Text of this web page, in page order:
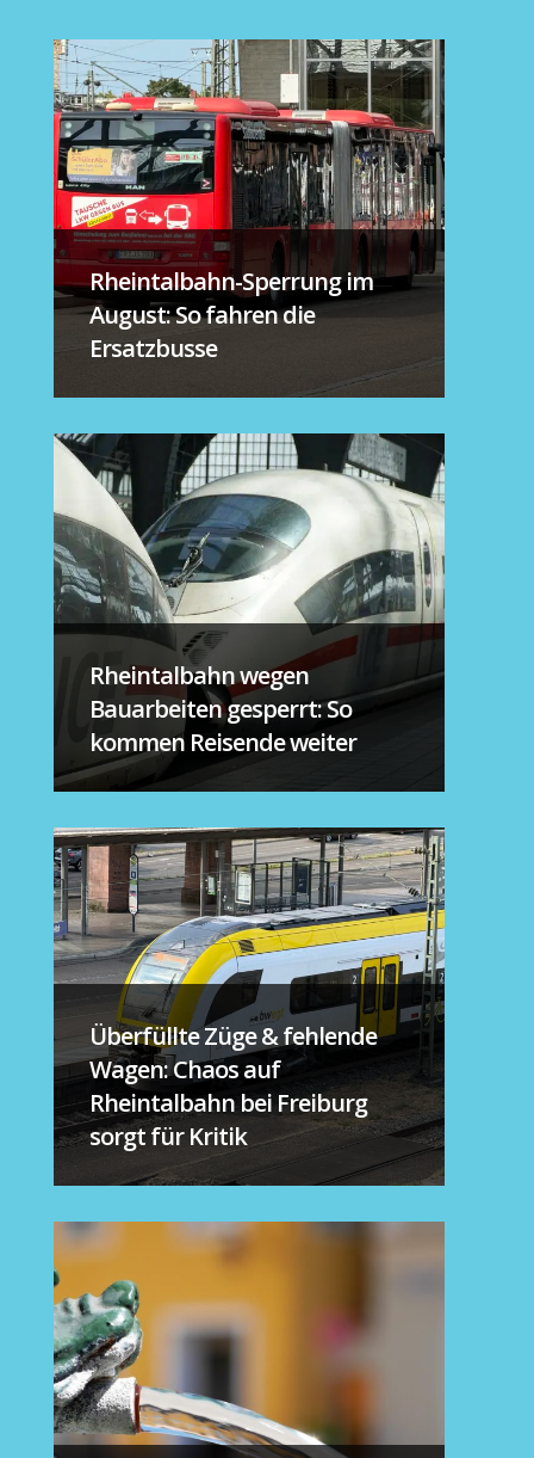
Rheintalbahn-Sperrung im
August: So fahren die
Ersatzbusse
Rheintalbahn wegen
Bauarbeiten gesperrt: So
kommen Reisende weiter
Überfüllte Züge & fehlende
Wagen: Chaos auf
Rheintalbahn bei Freiburg
sorgt für Kritik